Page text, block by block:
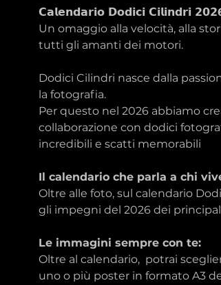
𝗖𝗮𝗹𝗲𝗻𝗱𝗮𝗿𝗶𝗼 𝗗𝗼𝗱𝗶𝗰𝗶 𝗖𝗶𝗹𝗶𝗻𝗱𝗿𝗶
Un omaggio alla velocità, alla
tutti gli amanti dei motori.
Dodici Cilindri nasce dalla
la fotografia.
Per questo nel 2026 abbiamo
collaborazione con dodici
incredibili e scatti memorabili
Il calendario che parla a chi
Oltre alle foto, sul calendario
gli impegni del 2026 dei
Le immagini sempre con te:
Oltre al calendario, potrai
uno o più poster in formato A3